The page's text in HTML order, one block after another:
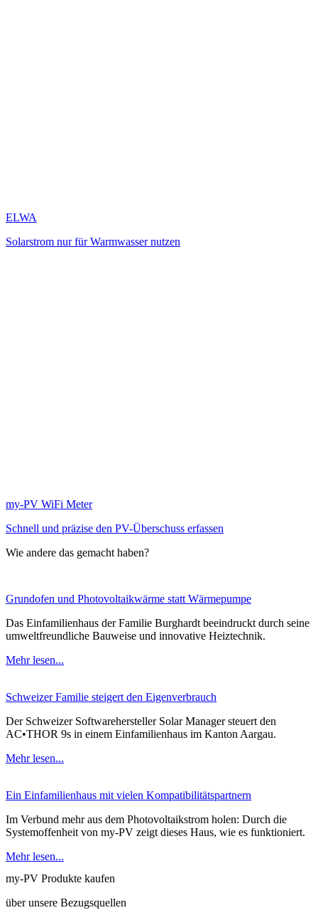
ELWA
Solarstrom nur für Warmwasser nutzen
my-PV WiFi Meter
Schnell und präzise den PV-Überschuss erfassen
Wie andere das gemacht haben?
Grundofen und Photovoltaikwärme statt Wärmepumpe
Das Einfamilienhaus der Familie Burghardt beeindruckt durch seine
umweltfreundliche Bauweise und innovative Heiztechnik.
Mehr lesen...
Schweizer Familie steigert den Eigenverbrauch
Der Schweizer Softwarehersteller Solar Manager steuert den
AC•THOR 9s in einem Einfamilienhaus im Kanton Aargau.
Mehr lesen...
Ein Einfamilienhaus mit vielen Kompatibilitätspartnern
Im Verbund mehr aus dem Photovoltaikstrom holen: Durch die
Systemoffenheit von my-PV zeigt dieses Haus, wie es funktioniert.
Mehr lesen...
my-PV Produkte kaufen
über unsere Bezugsquellen